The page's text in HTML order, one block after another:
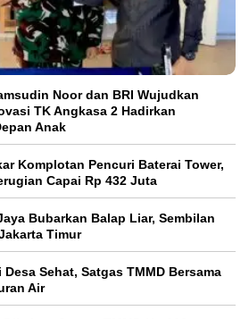
Noor dan BRI Wujudkan
TK Angkasa 2 Hadirkan
Anak
Komplotan Pencuri Baterai Tower,
Capai Rp 432 Juta
Bubarkan Balap Liar, Sembilan
Timur
Sehat, Satgas TMMD Bersama
Air